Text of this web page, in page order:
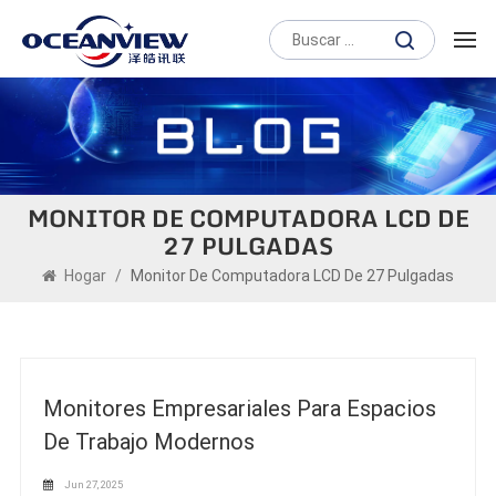
MONITOR DE COMPUTADORA LCD DE
27 PULGADAS
Hogar / Monitor De Computadora LCD De 27 Pulgadas
Monitores Empresariales Para Espacios
De Trabajo Modernos
Jun 27, 2025